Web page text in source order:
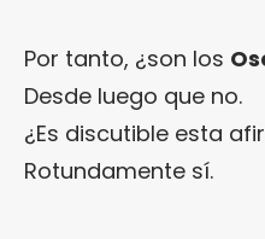
Por tanto, ¿son los
Desde luego que no.
¿Es discutible esta
Rotundamente sí.